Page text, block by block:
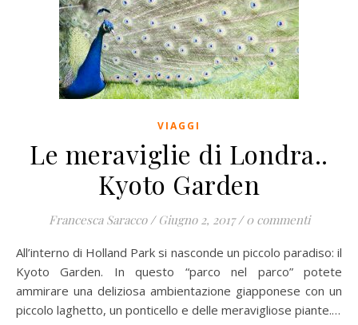
VIAGGI
Le meraviglie di Londra..
Kyoto Garden
Francesca Saracco / Giugno 2, 2017 / 0 commenti
All’interno di Holland Park si nasconde un piccolo paradiso: il
Kyoto Garden. In questo “parco nel parco” potete
ammirare una deliziosa ambientazione giapponese con un
piccolo laghetto, un ponticello e delle meravigliose piante.…